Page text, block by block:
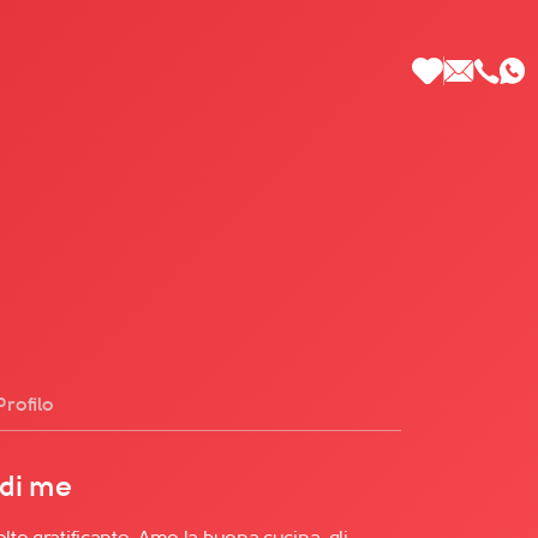
Più
me